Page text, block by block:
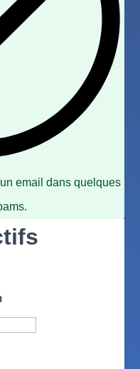
email dans quelques